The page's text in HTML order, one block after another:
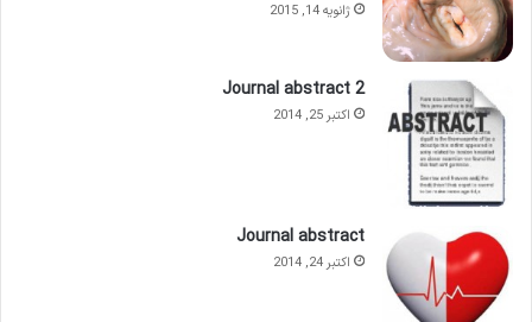
ژانویه 14, 2015
Journal abstract 2
اکتبر 25, 2014
Journal abstract
اکتبر 24, 2014